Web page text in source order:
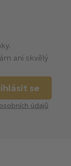
ani skvělý
se
údajů